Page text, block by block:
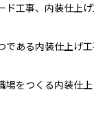
ド工事、内装仕上
である内装仕上げ
場をつくる内装仕